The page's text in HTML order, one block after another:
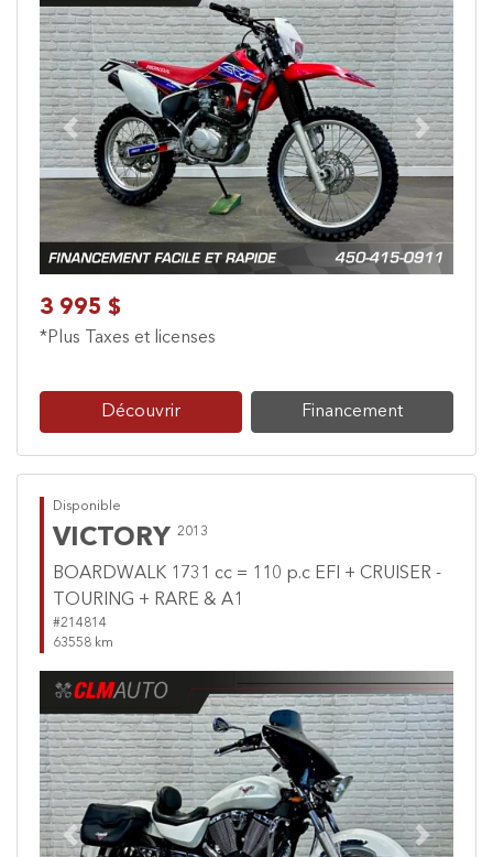
Previous Next
3 995 $
*Plus Taxes et licenses
Découvrir Financement
Disponible
VICTORY 2013
BOARDWALK 1731 cc = 110 p.c EFI + CRUISER -
TOURING + RARE & A1
#214814
63558 km
Previous Next